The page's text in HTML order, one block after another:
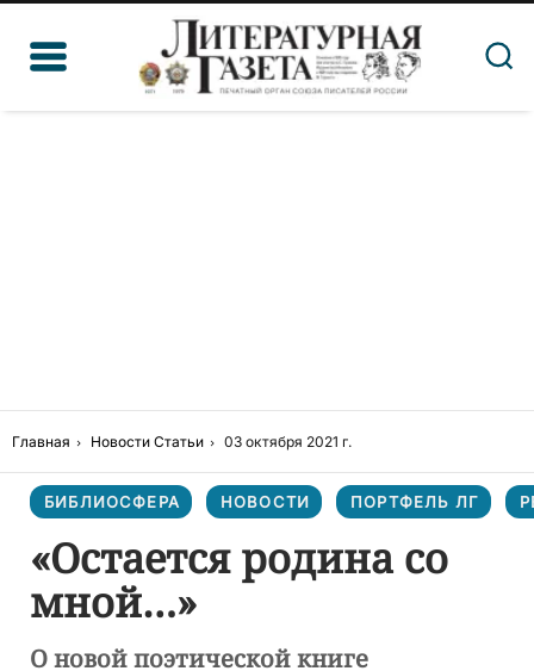
Главная Новости Статьи 03 октября 2021 г.
БИБЛИОСФЕРА НОВОСТИ ПОРТФЕЛЬ ЛГ
«Остается родина со
мной…»
О новой поэтической книге